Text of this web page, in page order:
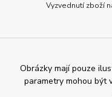
Vyzvednutí zboží
Obrázky mají pouze
parametry mohou být